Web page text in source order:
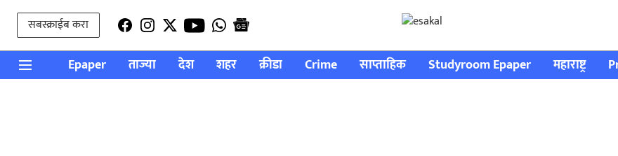
सबस्क्राईब करा
Epaper ताज्या देश शहर क्रीडा Crime साप्ताहिक Studyroom Epaper महाराष्ट्र